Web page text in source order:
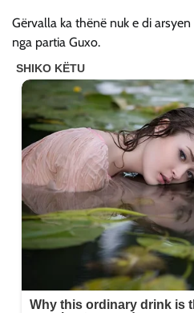
Gërvalla ka thënë nuk e di
nga partia Guxo.